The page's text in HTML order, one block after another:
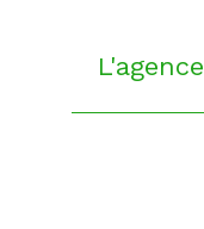
L'agence